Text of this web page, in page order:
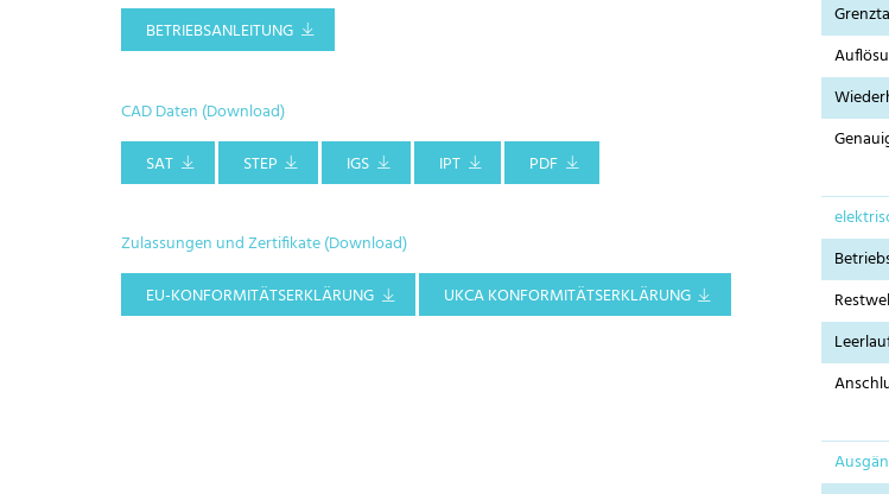
BETRIEBSANLEITUNG
CAD Daten (Download)
SAT
STEP IGS IPT PDF
Zulassungen und Zertifikate (Download)
EU-KONFORMITÄTSERKLÄRUNG
UKCA KONFORMITÄTSERKLÄRUNG